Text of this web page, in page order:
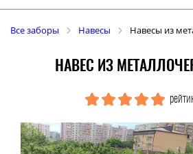
Все заборы Навесы Навесы из
НАВЕС ИЗ